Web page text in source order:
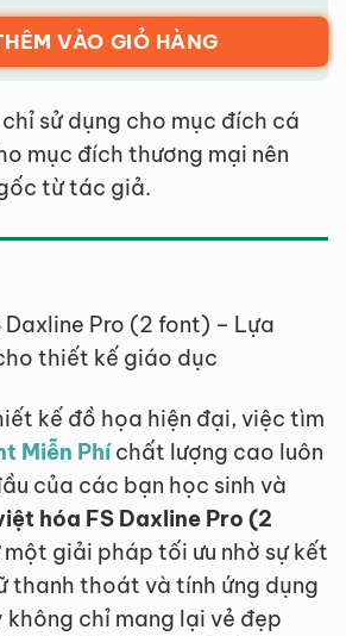
VÀO GIỎ HÀNG
sử dụng cho mục đích cá
mục đích thương mại nên
từ tác giả.
Daxline Pro (2 font) – Lựa
thiết kế giáo dục
kế đồ họa hiện đại, việc tìm
Miễn Phíchất lượng cao luôn
của các bạn học sinh và
hóa FS Daxline Pro (2
một giải pháp tối ưu nhờ sự kết
thanh thoát và tính ứng dụng
chỉ mang lại vẻ đẹp